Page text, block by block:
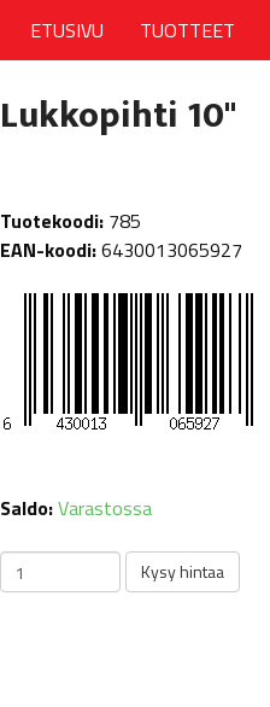
ETUSIVU TUOTTEET
Lukkopihti 10"
Tuotekoodi: 785
EAN-koodi:6430013065927
Saldo:Varastossa